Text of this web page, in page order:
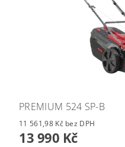
PREMIUM 524 SP-B
11 561,98 Kč bez DPH
13 990 Kč